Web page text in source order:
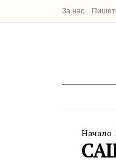
За нас
Начало